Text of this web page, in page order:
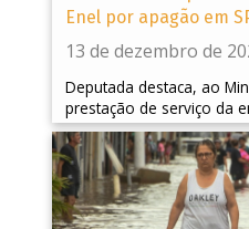
Enel por apagão em
13 de dezembro de
Deputada destaca, ao
prestação de serviço da